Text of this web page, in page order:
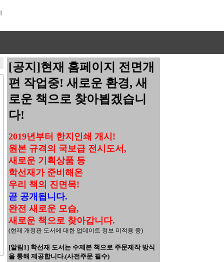
[공지]현재 홈페이지 전면개
편 작업중! 새로운 환경, 새
로운 책으로 찾아뵙겠습니
다!
2019년부터 한지인쇄 개시!
원본 규격의 국보급 전시도서,
새로운 기획상품 등
학선재가 준비해온
우리 책의 진면목!
곧 공개됩니다.
완전 새로운 모습,
새로운 책으로 찾아갑니다.
(현재 개정판 도서에 대한 업데이트 정보 미적용 중)
[알림1] 학선재 도서는 수제본 책으로 주문제작 방식
을 통해 제공합니다.(사전주문 필수)